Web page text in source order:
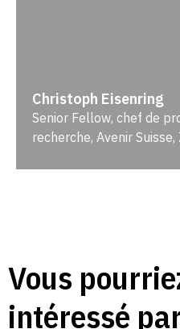
Christoph Eisenring
Senior Fellow, chef de
recherche, Avenir Suisse,
Vous
intéressé